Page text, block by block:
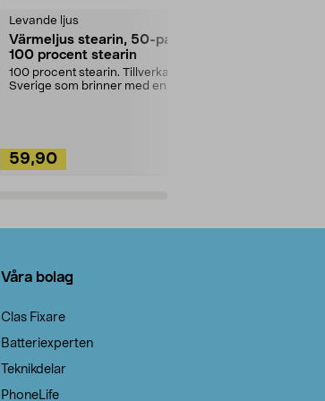
Levande ljus
Värmeljus stearin, 50-pack,
100 procent stearin
100 procent stearin. Tillverkade i
Sverige som brinner med en
59,90
Våra bolag
Clas Fixare
Batteriexperten
Teknikdelar
PhoneLife